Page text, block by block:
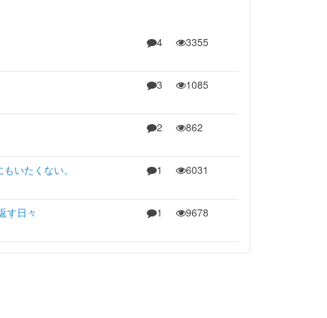
4 3355
3 1085
2 862
いたくない。 1 6031
す日々 1 9678